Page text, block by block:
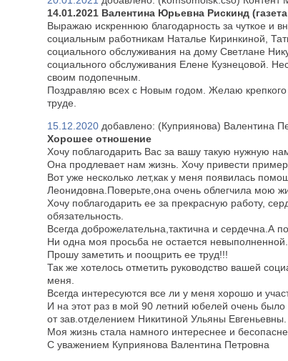
14.01.2021 Валентина Юрьевна Рискинд
Выражаю искреннюю благодарность за чуткое и
социальным работникам Наталье Киринкиной,
социального обслуживания на дому Светлане
социального обслуживания Елене Кузнецовой.
своим подопечным.
Поздравляю всех с Новым годом. Желаю крепкого
труде.
15.12.2020 добавлено: (Куприянова) Валентина
Хорошее отношение
Хочу поблагодарить Вас за вашу такую нужную
Она продлевает нам жизнь. Хочу привести
Вот уже несколько лет,как у меня появилась
Леонидовна.Поверьте,она очень облегчила мою
Хочу поблагодарить ее за прекрасную работу,
обязательность.
Всегда доброжелательна,тактична и сердечна.А
Ни одна моя просьба не остается
Прошу заметить и поощрить ее труд!!!
Так же хотелось отметить руководство вашей
меня.
Всегда интересуются все ли у меня хорошо и
И на этот раз в мой 90 летний юбелей очень было
от зав.отделением Никитиной Ульяны Евгеньевны.
Моя жизнь стала намного интереснее и
С уважением Куприянова Валентина Петровна